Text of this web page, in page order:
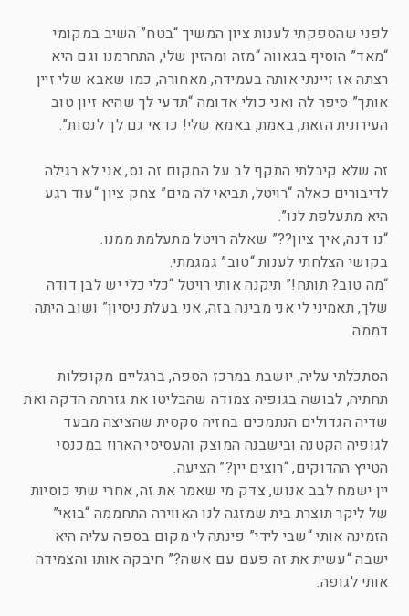
לפני שהספקתי לענות ציון המשיך “בטח” השיב במקומי
“מאד” הוסיף בגאווה “מזה ומהזין שלי, התחרמנו וגם היא
רצתה אז זיינתי אותה בעמידה, מאחורה, כמו שאבא שלי זיין
אותך” סיפר לה ואני כולי אדומה “תדעי לך שהיא זיון טוב
העירונית הזאת, באמת, באמא שלי! כדאי גם לך לנסות”.
זה שלא קיבלתי התקף לב על המקום זה נס, אני לא רגילה
לדיבורים כאלה “רויטל, תביאי לה מים” צחק ציון “עוד רגע
היא מתעלפת לנו”.
“נו דנה, איך ציון??” שאלה רויטל מתעלמת ממנו.
בקושי הצלחתי לענות “טוב” גמגמתי.
“מה טוב? תותח!” תיקנה אותי רויטל “כלי כלי יש לבן דודה
שלך, תאמיני לי אני מבינה בזה, אני בעלת ניסיון” ושוב היתה
דממה.
הסתכלתי עליה, יושבת במרכז הספה, ברגליים מקופלות
תחתיה, לבושה בגופיה צמודה שהבליטו את גזרתה הדקה ואת
שדיה הגדולים הנתמכים בחזיה סקסית שהציצה מבעד
לגופיה הקטנה ובישבנה המוצק והעסיסי הארוז במכנסי
הטייץ ההדוקים, “רוצים יין?” הציעה.
יין ישמח לבב אנוש, צדק מי שאמר את זה, אחרי שתי כוסיות
של ליקר תוצרת בית שמזגה לנו האווירה התחממה “בואי”
הזמינה אותי “שבי לידי” פינתה לי מקום בספה עליה היא
ישבה “עשית את זה פעם עם אשה?” חיבקה אותו והצמידה
אותי לגופה.